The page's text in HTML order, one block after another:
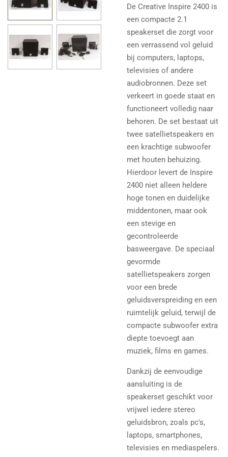
De Creative Inspire 2400 is
een compacte 2.1
speakerset die zorgt voor
een verrassend vol geluid
bij computers, laptops,
televisies of andere
audiobronnen. Deze set
verkeert in goede staat en
functioneert volledig naar
behoren. De set bestaat uit
twee satellietspeakers en
een krachtige subwoofer
met houten behuizing.
Hierdoor levert de Inspire
2400 niet alleen heldere
hoge tonen en duidelijke
middentonen, maar ook
een stevige en
gecontroleerde
basweergave. De speciaal
gevormde
satellietspeakers zorgen
voor een brede
geluidsverspreiding en een
ruimtelijk geluid, terwijl de
compacte subwoofer extra
diepte toevoegt aan
muziek, films en games.
Dankzij de eenvoudige
aansluiting is de
speakerset geschikt voor
vrijwel iedere stereo
geluidsbron, zoals pc's,
laptops, smartphones,
televisies en mediaspelers.